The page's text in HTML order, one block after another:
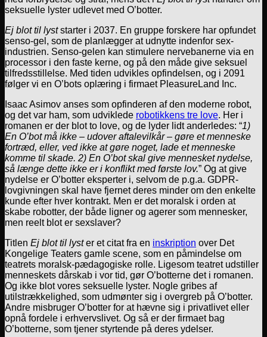
seksuelle lyster udlevet med O’botter.
Ej blot til lyststarter i 2037. En gruppe forskere har opfundet
senso-gel, som de planlægger at udnytte indenfor sex-
industrien. Senso-gelen kan stimulere nervebanerne via en
processor i den faste kerne, og på den måde give seksuel
tilfredsstillelse. Med tiden udvikles opfindelsen, og i 2091
følger vi en O’bots oplæring i firmaet PleasureLand Inc.
Isaac Asimov anses som opfinderen af den moderne robot,
og det var ham, som udviklede robotikkens tre love. Her i
romanen er der blot to love, og de lyder lidt anderledes: “1)
En O’bot må ikke – udover aftalevilkår – gøre et menneske
fortræd, eller, ved ikke at gøre noget, lade et menneske
komme til skade. 2) En O’bot skal give mennesket nydelse,
så længe dette ikke er i konflikt med første lov.” Og at give
nydelse er O’botter eksperter i, selvom de p.g.a. GDPR-
lovgivningen skal have fjernet deres minder om den enkelte
kunde efter hver kontrakt. Men er det moralsk i orden at
skabe robotter, der både ligner og agerer som mennesker,
men reelt blot er sexslaver?
Titlen Ej blot til lyster et citat fra en inskription over Det
Kongelige Teaters gamle scene, som en påmindelse om
teatrets moralsk-pædagogiske rolle. Ligesom teatret udstiller
menneskets dårskab i vor tid, gør O’botterne det i romanen.
Og ikke blot vores seksuelle lyster. Nogle gribes af
utilstrækkelighed, som udmønter sig i overgreb på O’botter.
Andre misbruger O’botter for at hævne sig i privatlivet eller
opnå fordele i erhvervslivet. Og så er der firmaet bag
O’botterne, som tjener styrtende på deres ydelser.